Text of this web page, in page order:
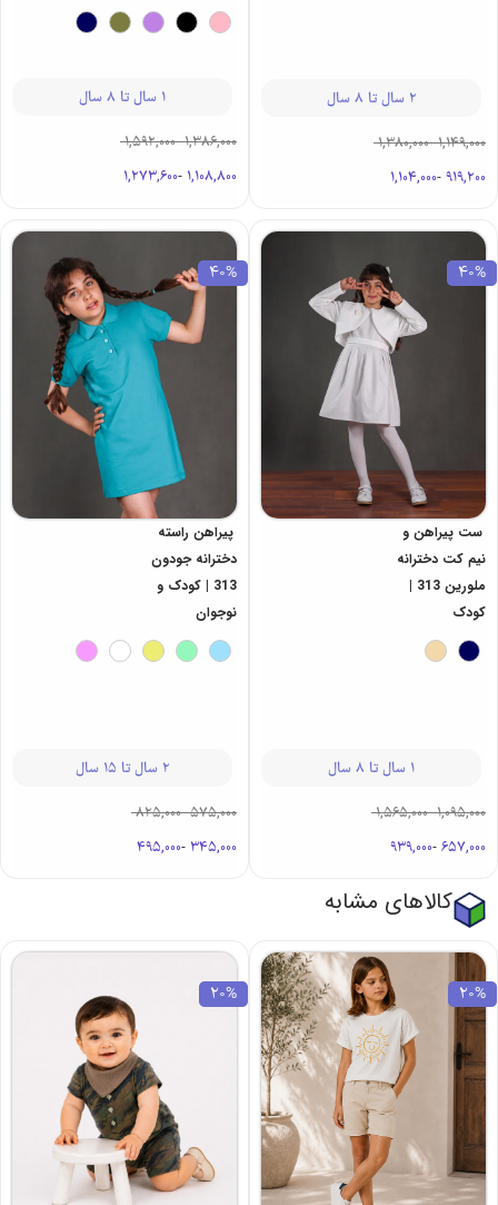
2 سال تا 8 سال
1,149,000
-
1,380,000
919,200
-
1,104,000
1 سال تا 8 سال
1,386,000
-
1,592,000
1,108,800
-
1,273,600
40%
ست پیراهن و
نیم کت دخترانه
ملورین 313 |
کودک
1 سال تا 8 سال
1,095,000
-
1,565,000
657,000
-
939,000
40%
پیراهن راسته
دخترانه جودون
313 | کودک و
نوجوان
2 سال تا 15 سال
575,000
-
825,000
345,000
-
495,000
کالاهای مشابه
20%
20%